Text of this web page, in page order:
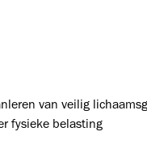
van veilig
fysieke belasting